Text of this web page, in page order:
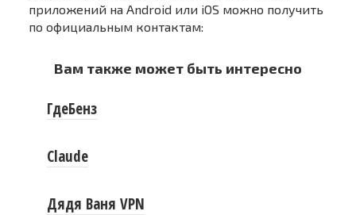
приложений на Android или iOS можно получить
по официальным контактам:
Вам также может быть интересно
ГдеБенз
Claude
Дядя Ваня VPN